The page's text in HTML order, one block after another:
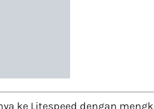
ke Litespeed dengan